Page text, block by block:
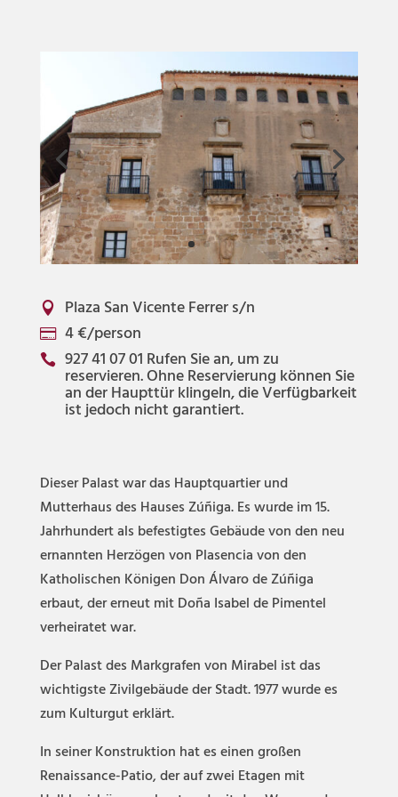
 Plaza San Vicente Ferrer s/n
 4 €/person
 927 41 07 01 Rufen Sie an, um zu
reservieren. Ohne Reservierung können Sie
an der Haupttür klingeln, die Verfügbarkeit
ist jedoch nicht garantiert.
Dieser Palast war das Hauptquartier und
Mutterhaus des Hauses Zúñiga. Es wurde im 15.
Jahrhundert als befestigtes Gebäude von den neu
ernannten Herzögen von Plasencia von den
Katholischen Königen Don Álvaro de Zúñiga
erbaut, der erneut mit Doña Isabel de Pimentel
verheiratet war.
Der Palast des Markgrafen von Mirabel ist das
wichtigste Zivilgebäude der Stadt. 1977 wurde es
zum Kulturgut erklärt.
In seiner Konstruktion hat es einen großen
Renaissance-Patio, der auf zwei Etagen mit